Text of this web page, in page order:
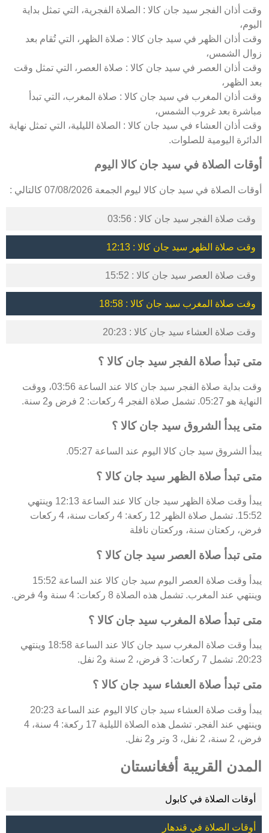
وقت أذان الفجر سيد جان كالا : الصلاة الفجرية، التي تمثل بداية
اليوم،
وقت أذان الظهر في سيد جان كالا : صلاة الظهر، التي تُقام بعد
زوال الشمس،
وقت أذان العصر في سيد جان كالا : صلاة العصر، التي تمثل وقت
بعد الظهر،
وقت أذان المغرب في سيد جان كالا : صلاة المغرب، التي تبدأ
مباشرة بعد غروب الشمس،
وقت أذان العشاء في سيد جان كالا : الصلاة الليلية، التي تمثل نهاية
الدائرة اليومية للصلوات.
أوقات الصلاة في سيد جان كالا اليوم
أوقات الصلاة في سيد جان كالا ليوم الجمعة 07/08/2026 كالتالي :
وقت صلاة الفجر سيد جان كالا : 03:56
وقت صلاة الظهر سيد جان كالا : 12:13
وقت صلاة العصر سيد جان كالا : 15:52
وقت صلاة المغرب سيد جان كالا : 18:58
وقت صلاة العشاء سيد جان كالا : 20:23
متى تبدأ صلاة الفجر سيد جان كالا ؟
وقت بداية صلاة الفجر سيد جان كالا عند الساعة 03:56، ووقت
النهاية هو 05:27. تشمل صلاة الفجر 4 ركعات: 2 فرض و2 سنة.
متى يبدأ الشروق سيد جان كالا ؟
يبدأ الشروق سيد جان كالا اليوم عند الساعة 05:27.
متى تبدأ صلاة الظهر سيد جان كالا ؟
يبدأ وقت صلاة الظهر سيد جان كالا عند الساعة 12:13 وينتهي
15:52. تشمل صلاة الظهر 12 ركعة: 4 ركعات سنة، 4 ركعات
فرض، ركعتان سنة، وركعتان نافلة
متى تبدأ صلاة العصر سيد جان كالا ؟
يبدأ وقت صلاة العصر اليوم سيد جان كالا عند الساعة 15:52
وينتهي عند المغرب. تشمل هذه الصلاة 8 ركعات: 4 سنة و4 فرض.
متى تبدأ صلاة المغرب سيد جان كالا ؟
يبدأ وقت صلاة المغرب سيد جان كالا عند الساعة 18:58 وينتهي
20:23. تشمل 7 ركعات: 3 فرض، 2 سنة و2 نفل.
متى تبدأ صلاة العشاء سيد جان كالا ؟
يبدأ وقت صلاة العشاء سيد جان كالا اليوم عند الساعة 20:23
وينتهي عند الفجر. تشمل هذه الصلاة الليلية 17 ركعة: 4 سنة، 4
فرض، 2 سنة، 2 نفل، 3 وتر و2 نفل.
المدن القريبة أفغانستان
أوقات الصلاة في كابول
أوقات الصلاة في قندهار